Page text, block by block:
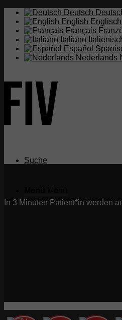
Deutsch
English Englisch
Français
Italiano
Español
Nederlands
Suche
In 3 Minuten Patient*in werden